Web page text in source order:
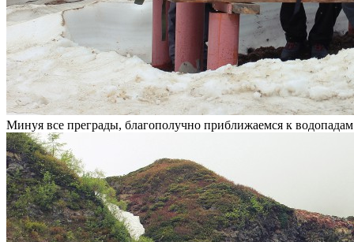
Минуя все преграды, благополучно приближаемся к